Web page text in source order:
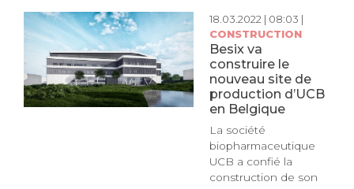
18.03.2022 | 08:03 |
CONSTRUCTION
Besix va
construire le
nouveau site de
production d’UCB
en Belgique
La société
biopharmaceutique
UCB a confié la
construction de son